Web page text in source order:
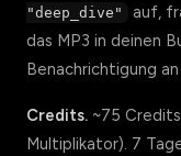
"deep_dive"
auf,
das MP3 in deinen
Benachrichtigung
Credits. ~75
Multiplikator). 7